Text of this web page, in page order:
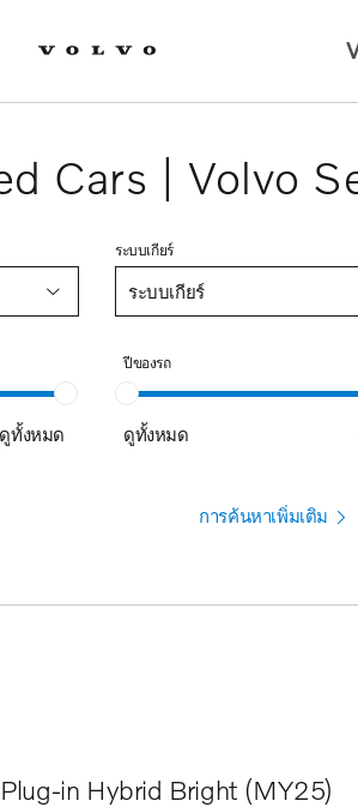
Cars | Volvo
ระบบเกียร์
ระบบเกียร์
ดูทั้งหมด
ปีของรถ
ดูทั้งหมด
การค้นหาเพิ่มเติม
in Hybrid Bright (MY25)